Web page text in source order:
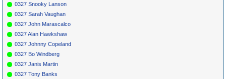
0327 Snooky Lanson
0327 Sarah Vaughan
0327 John Marascalco
0327 Alan Hawkshaw
0327 Johnny Copeland
0327 Bo Windberg
0327 Janis Martin
0327 Tony Banks